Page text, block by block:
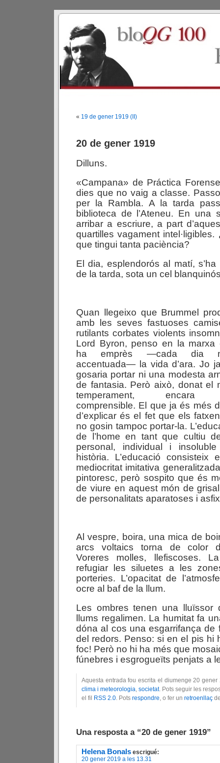
« 19 de gener 1919 (II)
20 de gener 1919
Dilluns.
«Campana» de Práctica
dies que no vaig a classe.
per la Rambla. A la tarda
biblioteca de l’Ateneu. En una
arribar a escriure, a part
quartilles vagament
que tingui tanta paciència?
El dia, esplendorós al matí,
de la tarda, sota un cel
Quan llegeixo que Brummel
amb les seves fastuoses
rutilants corbates violents
Lord Byron, penso en la marxa
ha emprès —cada dia
accentuada— la vida d’ara. Jo
gosaria portar ni una modesta
de fantasia. Però això, donat el
temperament, encara
comprensible. El que ja és més
d’explicar és el fet que els
no gosin tampoc portar-la.
de l’home en tant que cultiu
personal, individual i
història. L’educació
mediocritat imitativa
pintoresc, però sospito que és
de viure en aquest món de
de personalitats aparatoses i
Al vespre, boira, una mica de
arcs voltaics torna de color
Voreres molles, llefiscoses.
refugiar les siluetes a les
porteries. L’opacitat de
ocre al baf de la llum.
Les ombres tenen una lluïssor
llums regalimen. La humitat fa
dóna al cos una esgarrifança de
del redors. Penso: si en el pis hi
foc! Però no hi ha més que
fúnebres i esgrogueïts penjats a
Aquesta entrada fou escrita el diumenge 20
clima i meteorologia, societat. Pots seguir les
el fil
RSS 2.0. Pots respondre, o fer un retroenllaç
Una resposta a “20 de gener 1919”
Helena Bonals escrigué:
20 gener 2019 a les 13.31